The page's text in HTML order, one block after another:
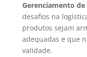
Gerenciamento
desafios na
produtos sejam
adequadas e que
validade.